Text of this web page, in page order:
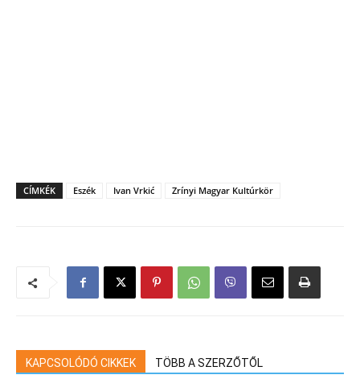
CÍMKÉK Eszék Ivan Vrkić Zrínyi Magyar Kultúrkör
KAPCSOLÓDÓ CIKKEK TÖBB A SZERZŐTŐL